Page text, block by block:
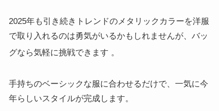
2025年も引き続きトレンドのメタリックカラーを洋服
で取り入れるのは勇気がいるかもしれませんが、バッ
グなら気軽に挑戦できます 。
手持ちのベーシックな服に合わせるだけで、一気に今
年らしいスタイルが完成します。